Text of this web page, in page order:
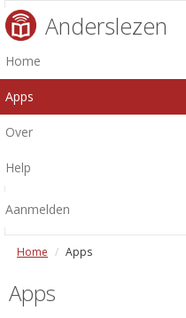
Anderslezen
Home
Apps
Over
Help
Aanmelden
Home Apps
Apps